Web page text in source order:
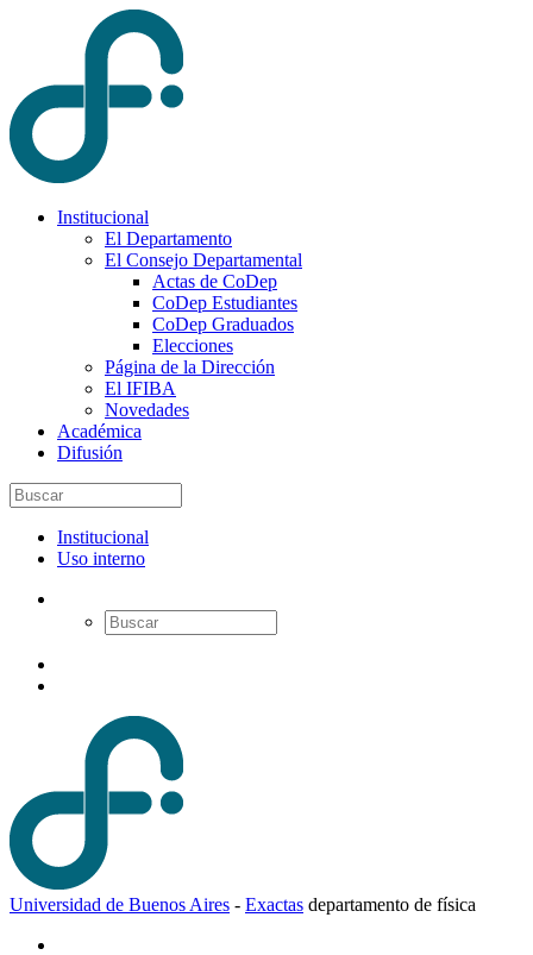
Institucional
El Departamento
El Consejo Departamental
Actas de CoDep
CoDep Estudiantes
CoDep Graduados
Elecciones
Página de la Dirección
El IFIBA
Novedades
Académica
Difusión
Institucional
Uso interno
Universidad de Buenos Aires - Exactas departamento de física